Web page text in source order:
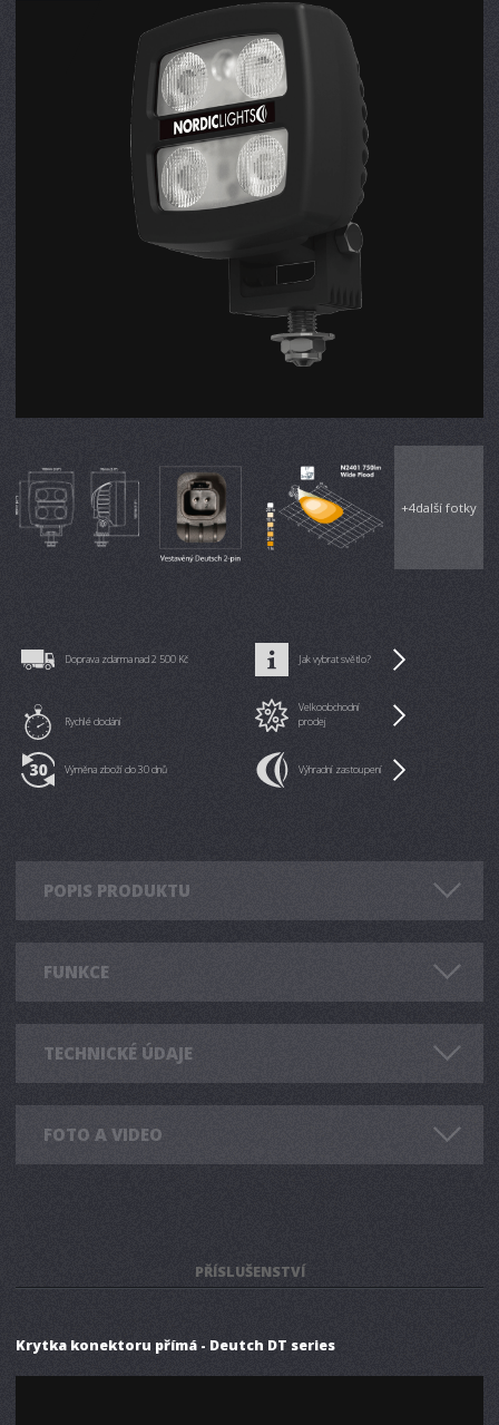
+4další fotky
Doprava zdarma nad 2 500 Kč Jak vybrat světlo?
Rychlé dodání
Velkoobchodní
prodej
Výměna zboží do 30 dnů Výhradní zastoupení
POPIS PRODUKTU
FUNKCE
TECHNICKÉ ÚDAJE
FOTO A VIDEO
PŘÍSLUŠENSTVÍ
Krytka konektoru přímá - Deutch DT series